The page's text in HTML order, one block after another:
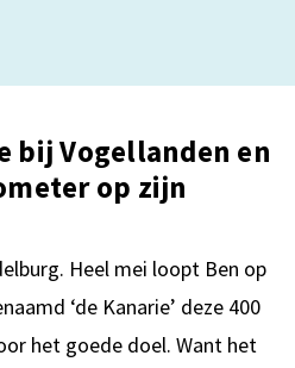
bij Vogellanden en
op zijn
Heel mei loopt Ben op
‘de Kanarie’ deze 400
het goede doel. Want het